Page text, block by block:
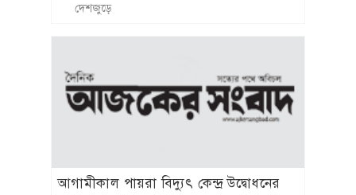
দেশজুড়ে
আগামীকাল পায়রা বিদ্যুৎ কেন্দ্র উদ্বোধনের